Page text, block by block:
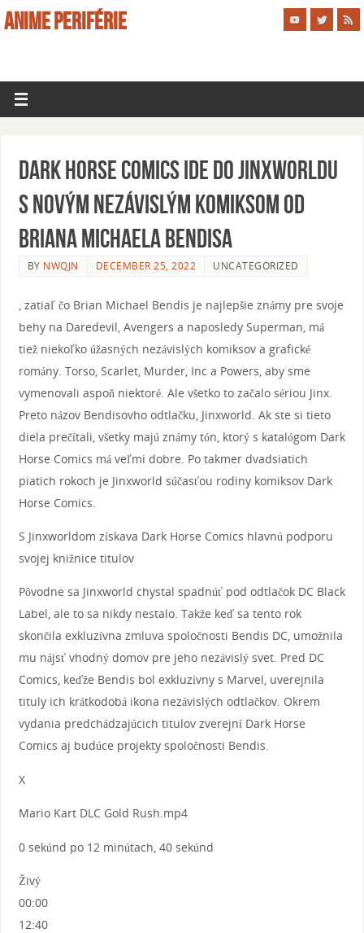
ANIME PERIFÉRIE
Dark Horse Comics ide do Jinxworldu
s novým nezávislým komiksom od
Briana Michaela Bendisa
BY NWQJN DECEMBER 25, 2022 UNCATEGORIZED
, zatiaľ čo Brian Michael Bendis je najlepšie známy pre svoje
behy na Daredevil, Avengers a naposledy Superman, má
tiež niekoľko úžasných nezávislých komiksov a grafické
romány. Torso, Scarlet, Murder, Inc a Powers, aby sme
vymenovali aspoň niektoré. Ale všetko to začalo sériou Jinx.
Preto názov Bendisovho odtlačku, Jinxworld. Ak ste si tieto
diela prečítali, všetky majú známy tón, ktorý s katalógom Dark
Horse Comics má veľmi dobre. Po takmer dvadsiatich
piatich rokoch je Jinxworld súčasťou rodiny komiksov Dark
Horse Comics.
S Jinxworldom získava Dark Horse Comics hlavnú podporu
svojej knižnice titulov
Pôvodne sa Jinxworld chystal spadnúť pod odtlačok DC Black
Label, ale to sa nikdy nestalo. Takže keď sa tento rok
skončila exkluzívna zmluva spoločnosti Bendis DC, umožnila
mu nájsť vhodný domov pre jeho nezávislý svet. Pred DC
Comics, keďže Bendis bol exkluzívny s Marvel, uverejnila
tituly ich krátkodobá ikona nezávislých odtlačkov. Okrem
vydania predchádzajúcich titulov zverejní Dark Horse
Comics aj budúce projekty spoločnosti Bendis.
X
Mario Kart DLC Gold Rush.mp4
0 sekúnd po 12 minútach, 40 sekúnd
Živý
00:00
12:40